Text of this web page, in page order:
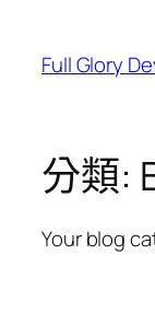
Full Glory
分類:
Your blog